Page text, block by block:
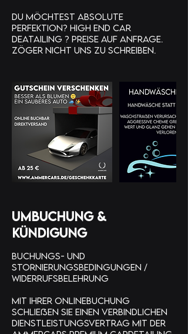
Du möchtest absolute
Perfektion? High End Car
Deatailing ? Preise auf Anfrage.
Umbuchung &
Kündigung
Buchungs- und
Stornierungsbedingungen /
Widerrufsbelehrung
Mit Ihrer Onlinebuchung
schließen Sie einen verbindlichen
Dienstleistungsvertrag mit der